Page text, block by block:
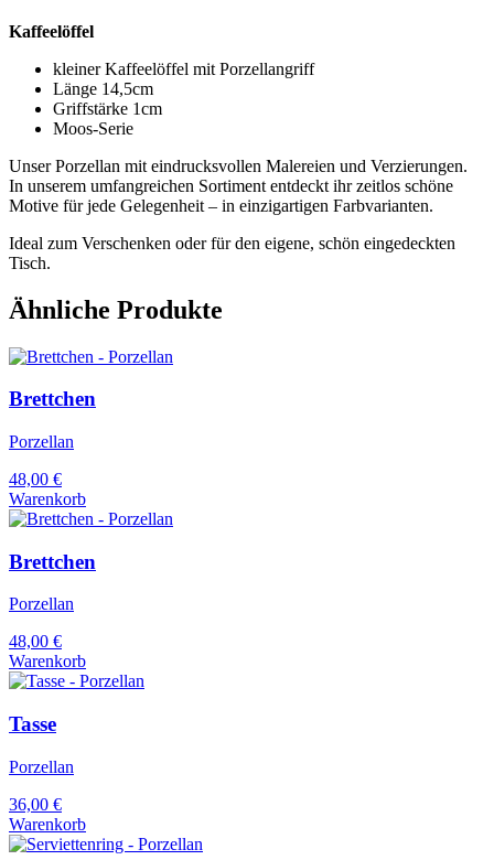
Kaffeelöffel
kleiner Kaffeelöffel mit Porzellangriff
Länge 14,5cm
Griffstärke 1cm
Moos-Serie
Unser Porzellan mit eindrucksvollen Malereien und Verzierungen.
In unserem umfangreichen Sortiment entdeckt ihr zeitlos schöne
Motive für jede Gelegenheit – in einzigartigen Farbvarianten.
Ideal zum Verschenken oder für den eigene, schön eingedeckten
Tisch.
Ähnliche Produkte
Brettchen
Porzellan
48,00 €
Warenkorb
Brettchen
Porzellan
48,00 €
Warenkorb
Tasse
Porzellan
36,00 €
Warenkorb